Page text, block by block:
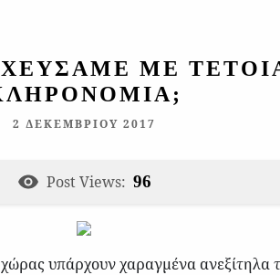
ΜΕ
2 ΔΕΚΕΜΒΡΊΟΥ 2017
Post Views: 96
υπάρχουν χαραγμένα ανεξίτηλα